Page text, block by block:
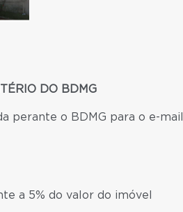
DO BDMG
o BDMG para o e-
a 5% do valor do imóvel